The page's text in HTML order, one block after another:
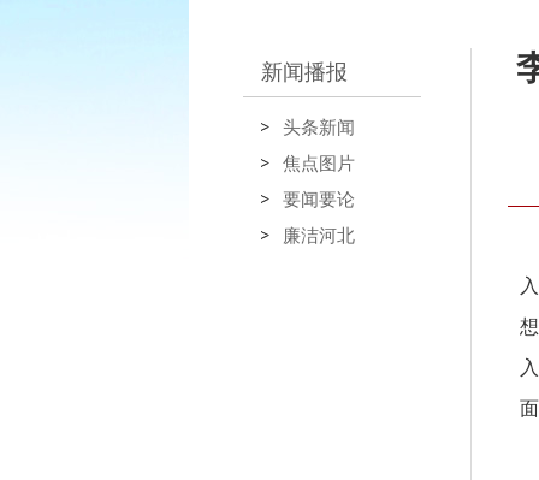
新闻播报
头条新闻
焦点图片
要闻要论
廉洁河北